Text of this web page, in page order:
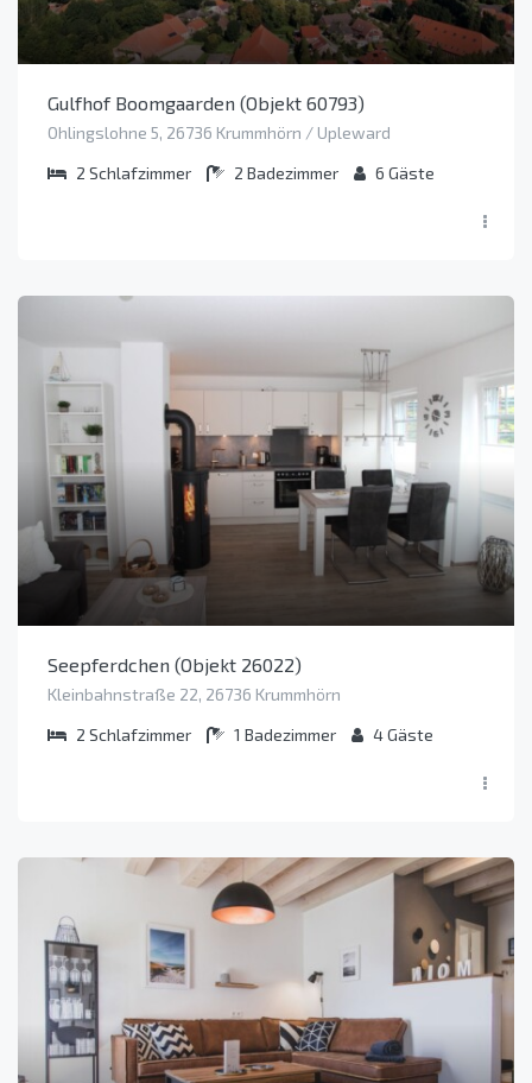
Gulfhof Boomgaarden (Objekt 60793)
Ohlingslohne 5, 26736 Krummhörn / Upleward
2 Schlafzimmer 2 Badezimmer 6 Gäste
Seepferdchen (Objekt 26022)
Kleinbahnstraße 22, 26736 Krummhörn
2 Schlafzimmer 1 Badezimmer 4Gäste